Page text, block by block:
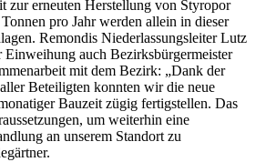
zur erneuten Herstellung von Styropor
pro Jahr werden allein in dieser
Remondis Niederlassungsleiter Lutz
Einweihung auch Bezirksbürgermeister
mit dem Bezirk: „Dank der
Beteiligten konnten wir die neue
Bauzeit zügig fertigstellen. Das
um weiterhin eine
an unserem Standort zu